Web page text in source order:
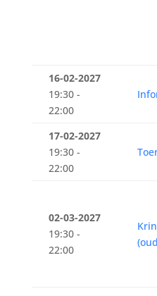
16-02-2027
19:30 -
22:00
17-02-2027
19:30 -
22:00
02-03-2027
19:30 -
22:00